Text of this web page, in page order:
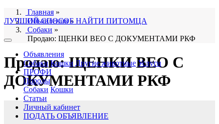
ЛУЧШИЙ СПОСОБ НАЙТИ ПИТОМЦА
Объявления
Собаки Кошки Другие животные Услуги
ПРОФИ
Породы
Собаки Кошки
Статьи
Личный кабинет
ПОДАТЬ ОБЪЯВЛЕНИЕ
Главная »
Объявления»
Собаки »
Продаю: ЩЕНКИ ВЕО С ДОКУМЕНТАМИ РКФ
Продаю: ЩЕНКИ ВЕО С
ДОКУМЕНТАМИ РКФ